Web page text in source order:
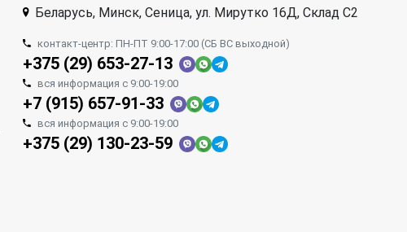
Беларусь, Минск, Сеница, ул. Мирутко 16Д, Склад С2
контакт-центр: ПН-ПТ 9:00-17:00 (СБ ВС выходной)
+375 (29) 653-27-13
вся информация с 9:00-19:00
+7 (915) 657-91-33
вся информация с 9:00-19:00
+375 (29) 130-23-59